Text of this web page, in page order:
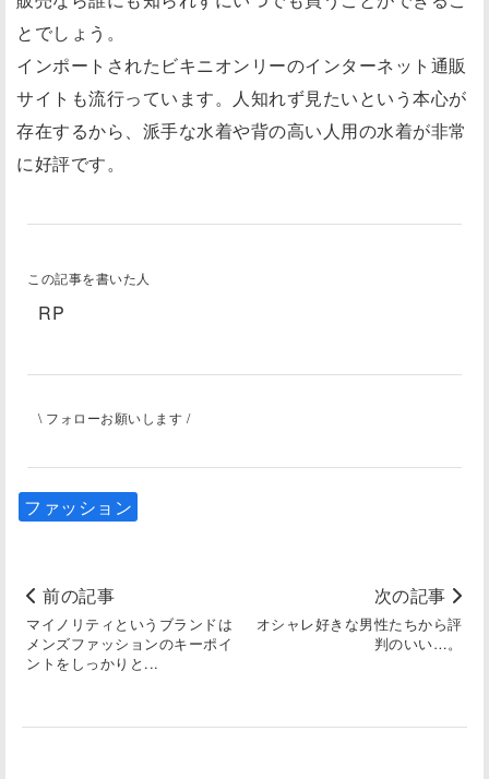
とでしょう。
インポートされたビキニオンリーのインターネット通販
サイトも流行っています。人知れず見たいという本心が
存在するから、派手な水着や背の高い人用の水着が非常
に好評です。
この記事を書いた人
RP
\ フォローお願いします /
ファッション
前の記事
マイノリティというブランドは
メンズファッションのキーポイ
ントをしっかりと...
次の記事
オシャレ好きな男性たちから評
判のいい…。